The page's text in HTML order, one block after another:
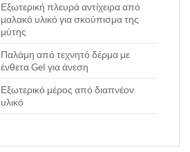
Εξωτερική πλευρά αντίχειρα από
μαλακό υλικό για σκούπισμα της
μύτης
Παλάμη από τεχνητό δέρμα με
ένθετα Gel για άνεση
Εξωτερικό μέρος από διαπνέον
υλικό